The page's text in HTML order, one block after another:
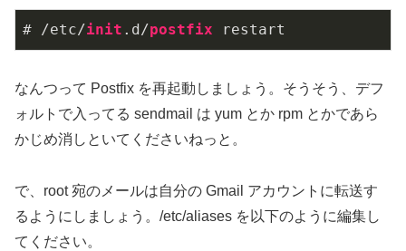
# /etc/init .d/postfix restart
なんつって Postfix を再起動しましょう。そうそう、デフ
ォルトで入ってる sendmail は yum とか rpm とかであら
かじめ消しといてくださいねっと。
で、root 宛のメールは自分の Gmail アカウントに転送す
るようにしましょう。/etc/aliases を以下のように編集し
てください。